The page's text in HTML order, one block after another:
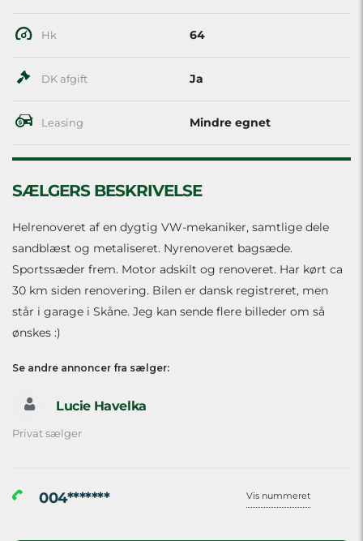
Hk 64
DK afgift Ja
Leasing Mindre egnet
SÆLGERS BESKRIVELSE
Helrenoveret af en dygtig VW-mekaniker, samtlige dele
sandblæst og metaliseret. Nyrenoveret bagsæde.
Sportssæder frem. Motor adskilt og renoveret. Har kørt ca
30 km siden renovering. Bilen er dansk registreret, men
står i garage i Skåne. Jeg kan sende flere billeder om så
ønskes :)
Se andre annoncer fra sælger:
Lucie Havelka
Privat sælger
004******* Vis nummeret